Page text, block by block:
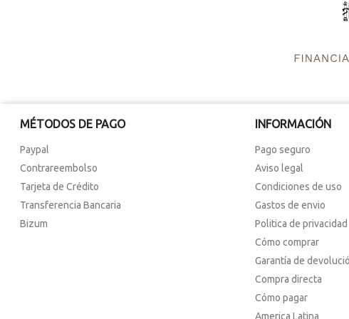
MÉTODOS DE PAGO
Paypal
Contrareembolso
Tarjeta de Crédito
Transferencia Bancaria
Bizum
INFORMACIÓN
Pago seguro
Aviso legal
Condiciones de uso
Gastos de envio
Politica de privacidad
Cómo comprar
Garantía de
Compra directa
Cómo pagar
America Latina